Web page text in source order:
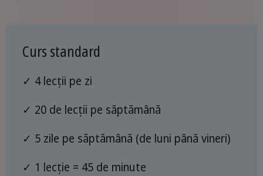
Curs standard
✓ 4 lecții pe zi
✓ 20 de lecții pe săptămână
✓ 5 zile pe săptămână (de luni până vineri)
✓ 1 lecție = 45 de minute